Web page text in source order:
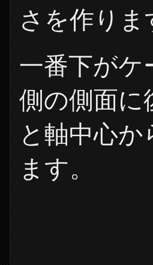
さを作りま
一番下がケ
側の側面に
と軸中心
ます。